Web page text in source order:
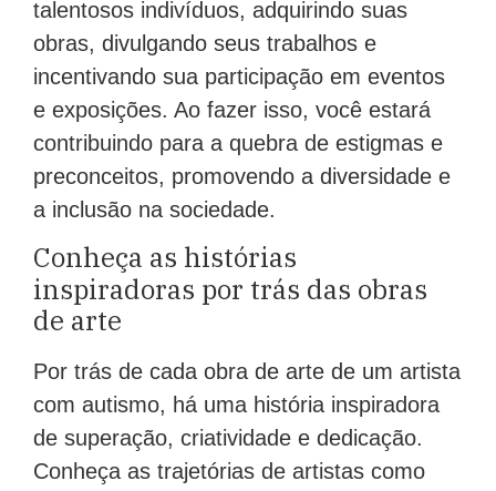
talentosos indivíduos, adquirindo suas
obras, divulgando seus trabalhos e
incentivando sua participação em eventos
e exposições. Ao fazer isso, você estará
contribuindo para a quebra de estigmas e
preconceitos, promovendo a diversidade e
a inclusão na sociedade.
Conheça as histórias
inspiradoras por trás das obras
de arte
Por trás de cada obra de arte de um artista
com autismo, há uma história inspiradora
de superação, criatividade e dedicação.
Conheça as trajetórias de artistas como